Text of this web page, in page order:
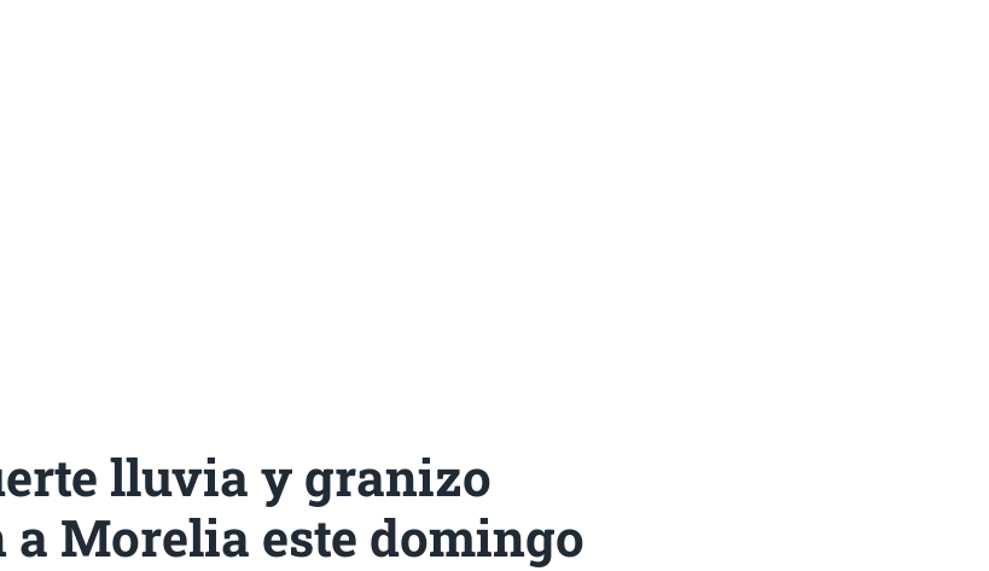
lluvia y granizo
a Morelia este domingo